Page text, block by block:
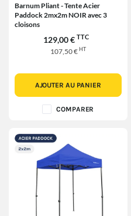
Barnum Pliant - Tente Acier
Paddock 2mx2m NOIR avec 3
cloisons
129,00 € TTC
107,50 €HT
AJOUTER AU PANIER
COMPARER